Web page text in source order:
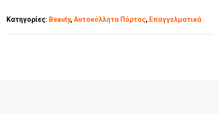
Κατηγορίες: Beauty,Αυτοκόλλητα Πόρτας, Επαγγελματικά